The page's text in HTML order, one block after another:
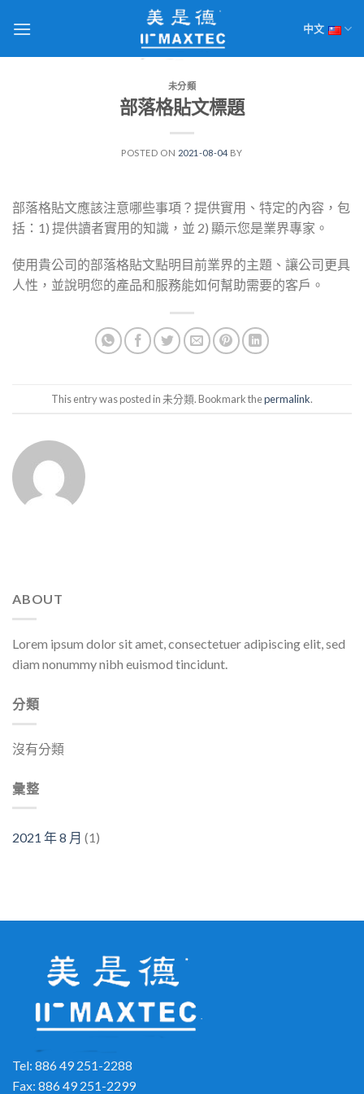
中文
未分類
部落格貼文標題
POSTED ON 2021-08-04 BY
部落格貼文應該注意哪些事項？提供實用、特定的內容，包
括：1) 提供讀者實用的知識，並 2) 顯示您是業界專家。
使用貴公司的部落格貼文點明目前業界的主題、讓公司更具
人性，並說明您的產品和服務能如何幫助需要的客戶。
This entry was posted in 未分類. Bookmark thepermalink.
ABOUT
Lorem ipsum dolor sit amet, consectetuer adipiscing elit, sed
diam nonummy nibh euismod tincidunt.
分類
沒有分類
彙整
2021 年 8 月 (1)
Tel: 886 49 251-2288
Fax: 886 49 251-2299